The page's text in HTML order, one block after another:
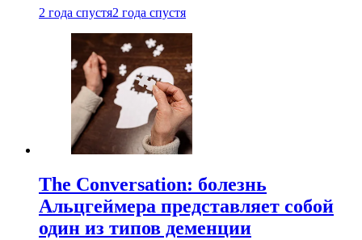
2 года спустя2 года спустя
The Conversation: болезнь
Альцгеймера представляет собой
один из типов деменции